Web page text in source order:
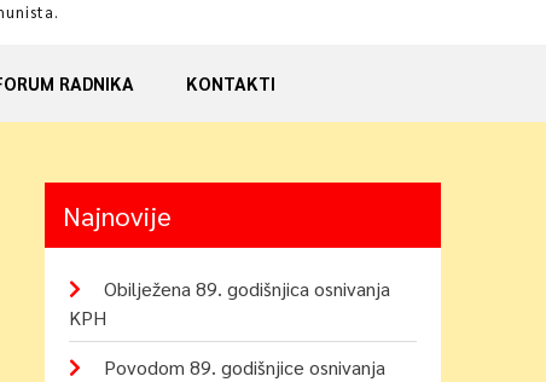
RADNIKA KONTAKTI
Najnovije
Obilježena 89. godišnjica osnivanja
KPH
Povodom 89. godišnjice osnivanja